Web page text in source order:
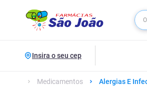
Insira o seu cep
Medicamentos Alergias E